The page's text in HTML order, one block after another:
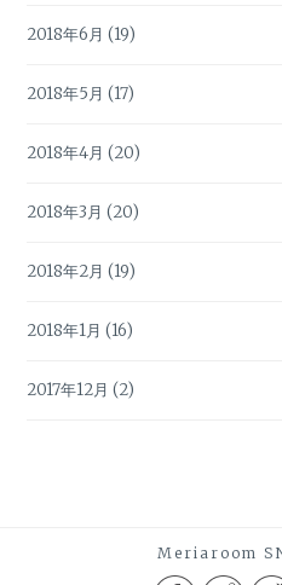
2018年6月 (19)
2018年5月 (17)
2018年4月 (20)
2018年3月 (20)
2018年2月 (19)
2018年1月 (16)
2017年12月 (2)
Meriaroom